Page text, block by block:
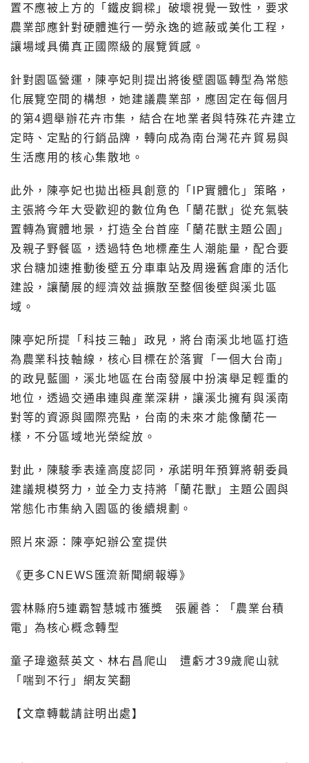
置不應被上方的「鐵皮鋼樑」破壞視覺一致性，要求
農業部應針對硬體進行一勞永逸的遮蔽或美化工程，
讓場域具備真正國際級的展覽質感。
針對園區營運，陳亭妃則提出將後壁園區轉型為常態
化展覽空間的構想，她建議農業部，應固定在每個月
的第4週舉辦花卉市集，結合在地業者與特殊花卉建立
定時、定點的行銷品牌，轉向成為南台灣花卉貿易與
生活應用的核心集散地。
此外，陳亭妃也拋出極具創意的「IP實體化」策略，
主張將今年大受歡迎的數位角色「蘭花獸」從充氣裝
置轉為實體地景，打造全台首座「蘭花獸主題公園」
及親子野餐區，透過特色地標產生人潮能量，配合要
求台糖加速推動後壁五分車車站及周邊舊倉庫的活化
建設，讓蘭展的經濟效益擴散至整個後壁與溪北區
域。
陳亭妃所提「科技三軸」政見，將台南溪北地區打造
為農業科技軸線，核心目標在於落實「一個大台南」
的政見藍圖，溪北地區在台南發展中扮演舉足輕重的
地位，透過交通串連與產業深耕，讓溪北擁有與溪南
對等的資源與國際亮點，台南的未來才能像蘭花一
樣，不分區域地光榮綻放。
對此，陳駿季表達高度認同，承諾明年預算將朝委員
建議規模努力，並全力支持將「蘭花獸」主題公園與
常態化市集納入園區的後續規劃。
照片來源：陳亭妃辦公室提供
《更多CNEWS匯流新聞網報導》
雲林縣府5連霸智慧城市獲獎 張麗善：「農業台積
電」為核心概念轉型
童子瑋邀蔡英文、林右昌爬山 遭虧才39歲爬山就
「喘到不行」網友笑翻
【文章轉載請註明出處】